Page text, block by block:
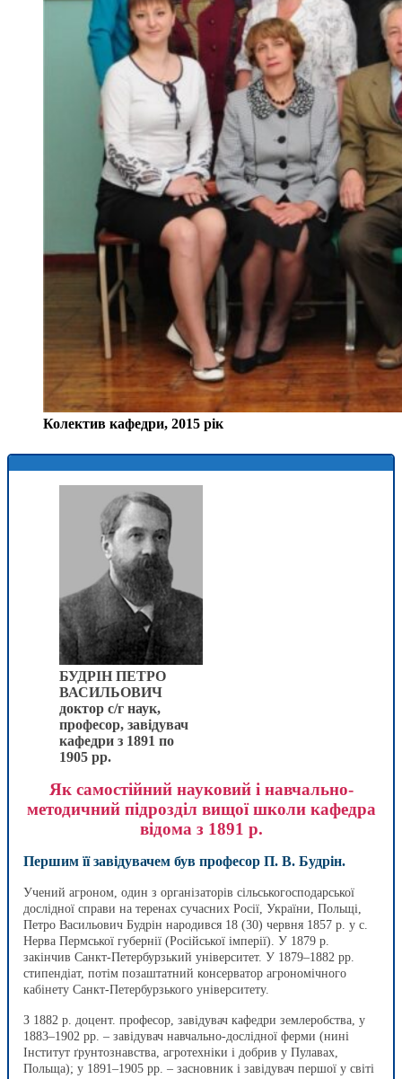
Колектив кафедри, 2015 рік
БУДРІН ПЕТРО
ВАСИЛЬОВИЧ
доктор с/г наук,
професор, завідувач
кафедри з 1891 по
1905 рр.
Як самостійний науковий і навчально-
методичний підрозділ вищої школи кафедра
відома з 1891 р.
Першим її завідувачем був професор П. В. Будрін.
Учений агроном, один з організаторів сільськогосподарської
дослідної справи на теренах сучасних Росії, України, Польщі,
Петро Васильович Будрін народився 18 (30) червня 1857 р. у с.
Нерва Пермської губернії (Російської імперії). У 1879 р.
закінчив Санкт-Петербурзький університет. У 1879–1882 рр.
стипендіат, потім позаштатний консерватор агрономічного
кабінету Санкт-Петербурзького університету.
З 1882 р. доцент. професор, завідувач кафедри землеробства, у
1883–1902 рр. – завідувач навчально-дослідної ферми (нині
Інститут ґрунтознавства, агротехніки і добрив у Пулавах,
Польща); у 1891–1905 рр. – засновник і завідувач першої у світі